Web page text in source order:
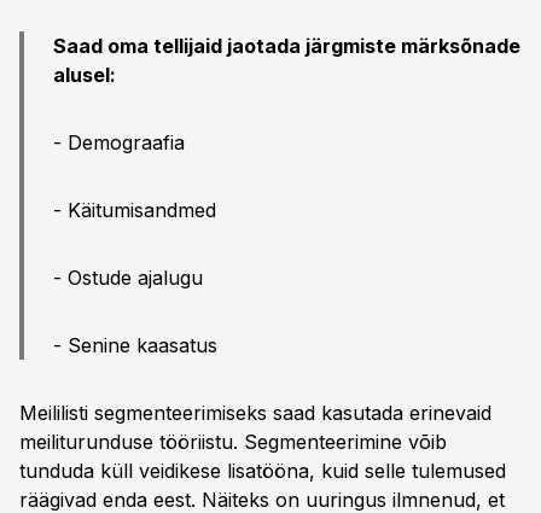
Saad oma tellijaid jaotada järgmiste märksõnade
alusel:
- Demograafia
- Käitumisandmed
- Ostude ajalugu
- Senine kaasatus
Meililisti segmenteerimiseks saad kasutada erinevaid
meiliturunduse tööriistu. Segmenteerimine võib
tunduda küll veidikese lisatööna, kuid selle tulemused
räägivad enda eest. Näiteks on uuringus ilmnenud, et